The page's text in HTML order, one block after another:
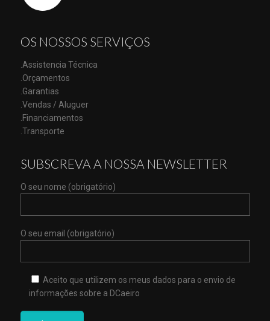
OS NOSSOS SERVIÇOS
.Assistencia Técnica
.Orçamentos
.Garantias
.Vendas / Aluguer
.Financiamentos
.Transporte
SUBSCREVA A NOSSA NEWSLETTER
O seu nome (obrigatório)
O seu email (obrigatório)
Aceito que utilizem os meus dados para o envio de
informações sobre a DCaeiro